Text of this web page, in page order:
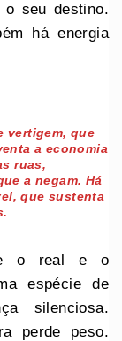
seu destino.
há energia
vertigem, que
a economia
ruas,
a negam. Há
que sustenta
o real e o
espécie de
silenciosa.
perde peso.